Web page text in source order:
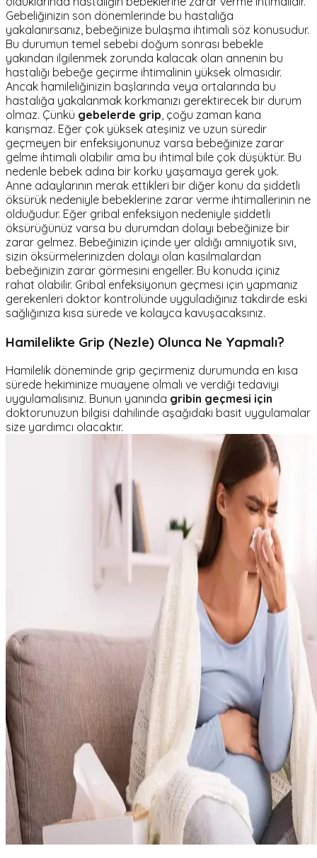
Gebeliğinizin son dönemlerinde bu hastalığa
yakalanırsanız, bebeğinize bulaşma ihtimali söz konusudur.
Bu durumun temel sebebi doğum sonrası bebekle
yakından ilgilenmek zorunda kalacak olan annenin bu
hastalığı bebeğe geçirme ihtimalinin yüksek olmasıdır.
Ancak hamileliğinizin başlarında veya ortalarında bu
hastalığa yakalanmak korkmanızı gerektirecek bir durum
olmaz. Çünkü gebelerde grip , çoğu zaman kana
karışmaz. Eğer çok yüksek ateşiniz ve uzun süredir
geçmeyen bir enfeksiyonunuz varsa bebeğinize zarar
gelme ihtimali olabilir ama bu ihtimal bile çok düşüktür. Bu
nedenle bebek adına bir korku yaşamaya gerek yok.
Anne adaylarının merak ettikleri bir diğer konu da şiddetli
öksürük nedeniyle bebeklerine zarar verme ihtimallerinin ne
olduğudur. Eğer gribal enfeksiyon nedeniyle şiddetli
öksürüğünüz varsa bu durumdan dolayı bebeğinize bir
zarar gelmez. Bebeğinizin içinde yer aldığı amniyotik sıvı,
sizin öksürmelerinizden dolayı olan kasılmalardan
bebeğinizin zarar görmesini engeller. Bu konuda içiniz
rahat olabilir. Gribal enfeksiyonun geçmesi için yapmanız
gerekenleri doktor kontrolünde uyguladığınız takdirde eski
sağlığınıza kısa sürede ve kolayca kavuşacaksınız.
Hamilelikte Grip (Nezle) Olunca Ne Yapmalı?
Hamilelik döneminde grip geçirmeniz durumunda en kısa
sürede hekiminize muayene olmalı ve verdiği tedaviyi
uygulamalısınız. Bunun yanında gribin geçmesi için
doktorunuzun bilgisi dahilinde aşağıdaki basit uygulamalar
size yardımcı olacaktır.